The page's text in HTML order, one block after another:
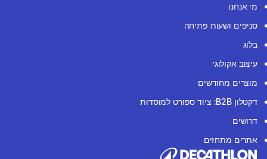
מי אנחנו
סניפים ושעות פתיחה
בלוג
עיצוב אקולוגי
מוצרים מחודשים
דקטלון B2B: ציוד ספורט למוסדות
דרושים
אתרים מתחזים